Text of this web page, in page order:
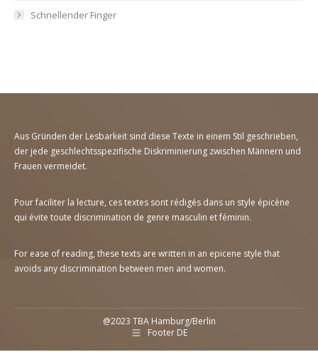
Schnellender Finger
Aus Gründen der Lesbarkeit sind diese Texte in einem Stil geschrieben,
der jede geschlechtsspezifische Diskriminierung zwischen Männern und
Frauen vermeidet.
Pour faciliter la lecture, ces textes sont rédigés dans un style épicène
qui évite toute discrimination de genre masculin et féminin.
For ease of reading, these texts are written in an epicene style that
avoids any discrimination between men and women.
@2023 TBA Hamburg/Berlin
Footer DE